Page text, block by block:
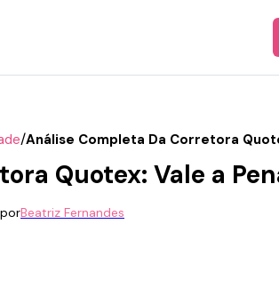
/Análise Completa Da Corretora
Quotex: Vale a
Beatriz Fernandes